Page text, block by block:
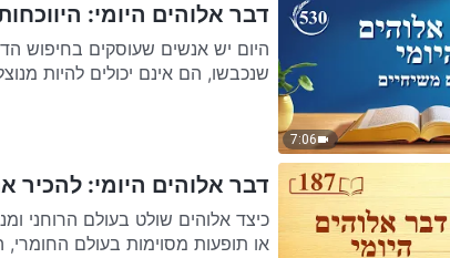
7:06
דבר אלוהים היומי: היווכחות
היום יש אנשים שעוסקים בחיפוש
שנכבשו, הם אינם יכולים להיות
דבר אלוהים היומי: להכיר
כיצד אלוהים שולט בעולם הרוחני
או תופעות מסוימות בעולם